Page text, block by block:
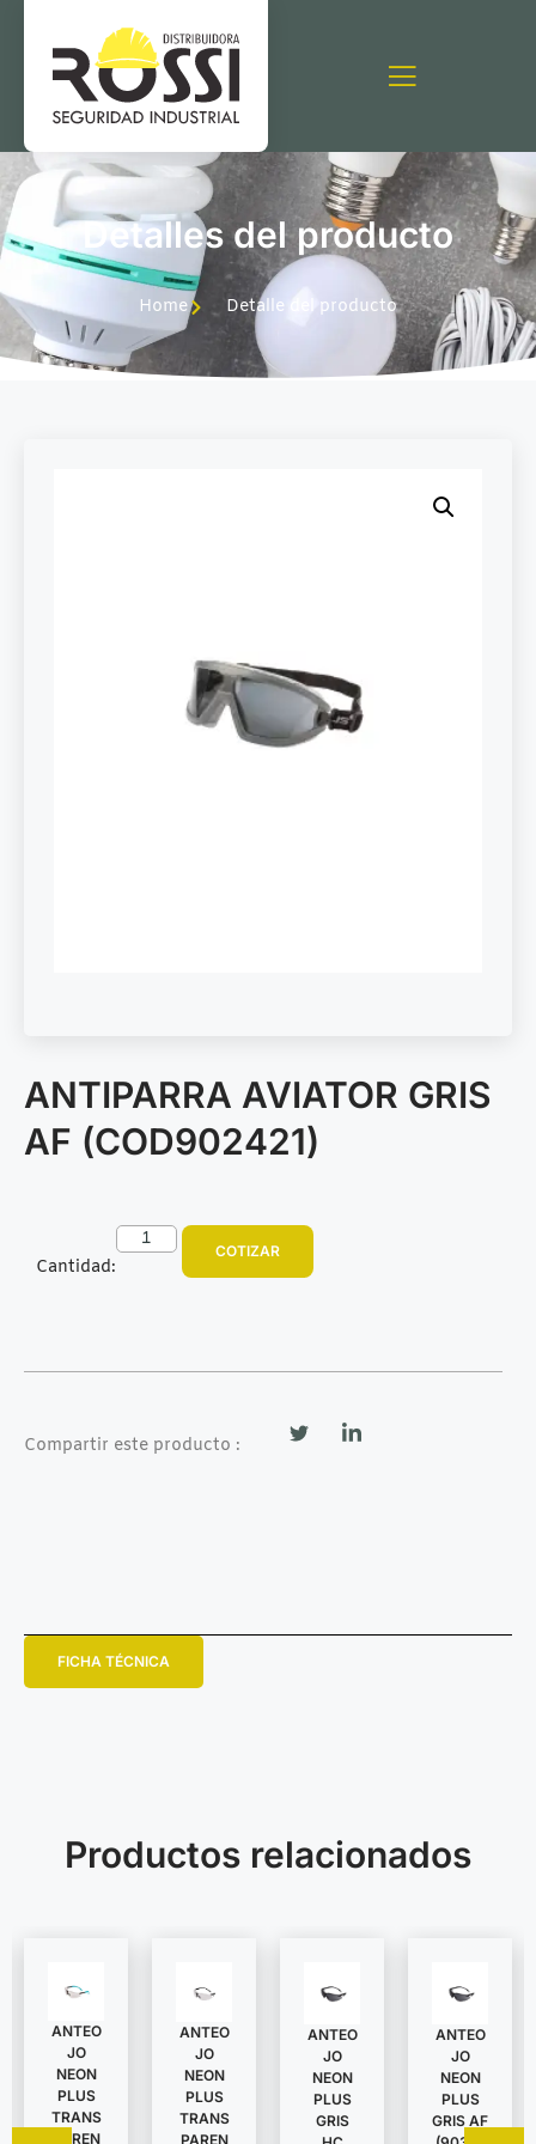
Detalles del producto
Home Detalle del producto
ANTIPARRA AVIATOR GRIS
AF (COD902421)
Cantidad:
COTIZAR
Compartir este producto :
FICHA TÉCNICA
Productos relacionados
ANTEO
JO
NEON
PLUS
TRANS
PAREN
ANTEO
JO
NEON
PLUS
TRANS
PAREN
ANTEO
JO
NEON
PLUS
GRIS
ANTEO
JO
NEON
PLUS
GRIS AF